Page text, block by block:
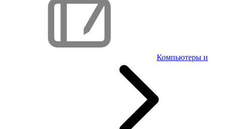
Компьютеры и